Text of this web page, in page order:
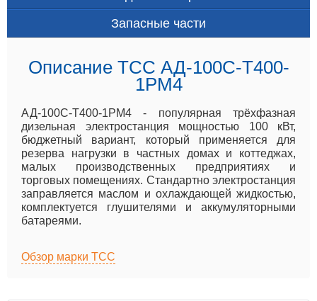
Запасные части
Описание ТСС АД-100С-Т400-
1РМ4
АД-100С-Т400-1РМ4 - популярная трёхфазная
дизельная электростанция мощностью 100 кВт,
бюджетный вариант, который применяется для
резерва нагрузки в частных домах и коттеджах,
малых производственных предприятиях и
торговых помещениях. Стандартно электростанция
заправляется маслом и охлаждающей жидкостью,
комплектуется глушителями и аккумуляторными
батареями.
Обзор марки ТСС